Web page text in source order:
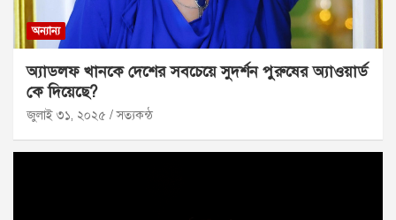
অন্যান্য
অ্যাডলফ খানকে দেশের সবচেয়ে সুদর্শন পুরুষের অ্যাওয়ার্ড
কে দিয়েছে?
জুলাই ৩১, ২০২৫ সত্যকন্ঠ